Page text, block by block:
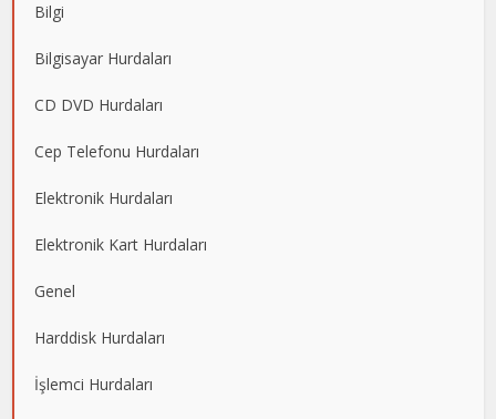
Bilgi
Bilgisayar Hurdaları
CD DVD Hurdaları
Cep Telefonu Hurdaları
Elektronik Hurdaları
Elektronik Kart Hurdaları
Genel
Harddisk Hurdaları
İşlemci Hurdaları